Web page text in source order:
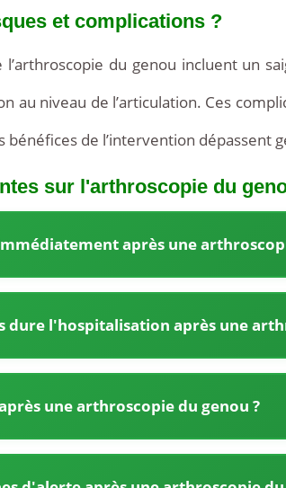
et complications ?
du genou incluent un
au niveau de l’articulation. Ces
de l’intervention dépassent
sur l'arthroscopie du
après une
dure l'hospitalisation après une
une arthroscopie du genou ?